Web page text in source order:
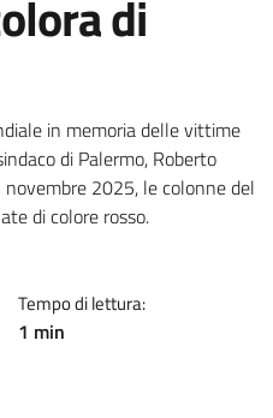
di
in memoria delle vittime
di Palermo, Roberto
2025, le colonne del
di colore rosso.
Tempo di lettura:
1 min